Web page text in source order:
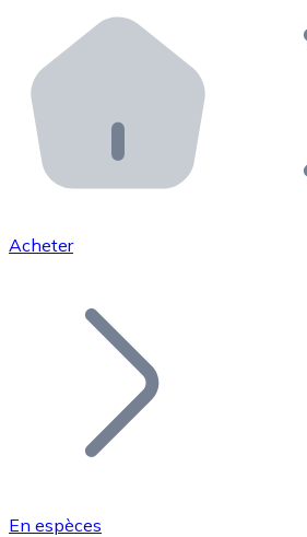
Distributeurs automatiques
Intégrez un ATM Bitnovo
API Bitnovo
Intégrez notre API dans votre
Rejoignez notre réseau de
Ajoutez le token de votre
Acheter
En espèces